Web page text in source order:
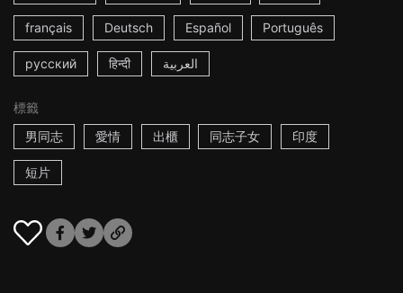
français Deutsch Español Português
русский हिन्दी العربية
標籤
男同志
愛情 出櫃 同志子女 印度
短片